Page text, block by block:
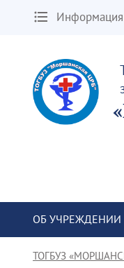
ОБ УЧРЕЖДЕНИИ
ТОГБУЗ